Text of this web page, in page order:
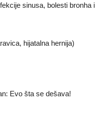
sinusa, bolesti bronha i
hijatalna hernija)
Evo šta se dešava!